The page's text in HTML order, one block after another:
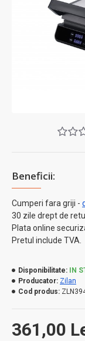
Beneficii:
Cumperi fara griji -
30 zile drept de
Plata online
Pretul include TVA.
361,00
Disponibilitate:
IN
Producator: Zilan
Cod produs: